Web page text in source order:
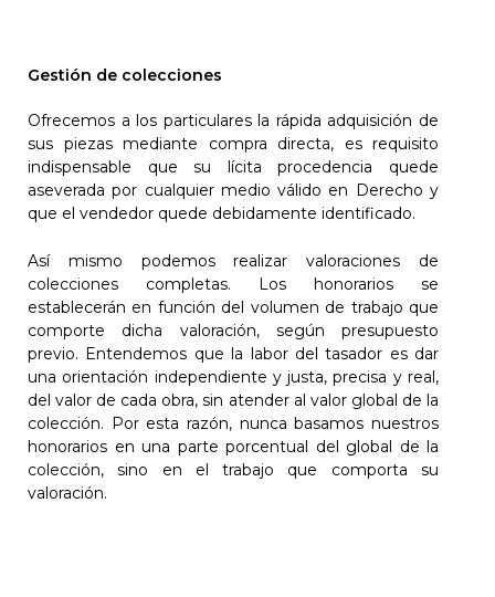
Gestión de colecciones
Ofrecemos a los particulares la rápida adquisición de
sus piezas mediante compra directa, es requisito
indispensable que su lícita procedencia quede
aseverada por cualquier medio válido en Derecho y
que el vendedor quede debidamente identificado.
Así mismo podemos realizar valoraciones de
colecciones completas. Los honorarios se
establecerán en función del volumen de trabajo que
comporte dicha valoración, según presupuesto
previo. Entendemos que la labor del tasador es dar
una orientación independiente y justa, precisa y real,
del valor de cada obra, sin atender al valor global de la
colección. Por esta razón, nunca basamos nuestros
honorarios en una parte porcentual del global de la
colección, sino en el trabajo que comporta su
valoración.